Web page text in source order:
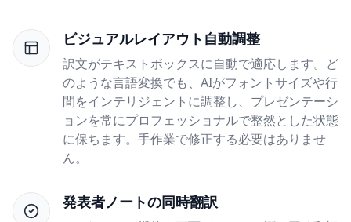
ビジュアルレイアウト自動調整
訳文がテキストボックスに自動で適応します。ど
のような言語変換でも、AIがフォントサイズや行
間をインテリジェントに調整し、プレゼンテーシ
ョンを常にプロフェッショナルで整然とした状態
に保ちます。手作業で修正する必要はありませ
ん。
発表者ノートの同時翻訳